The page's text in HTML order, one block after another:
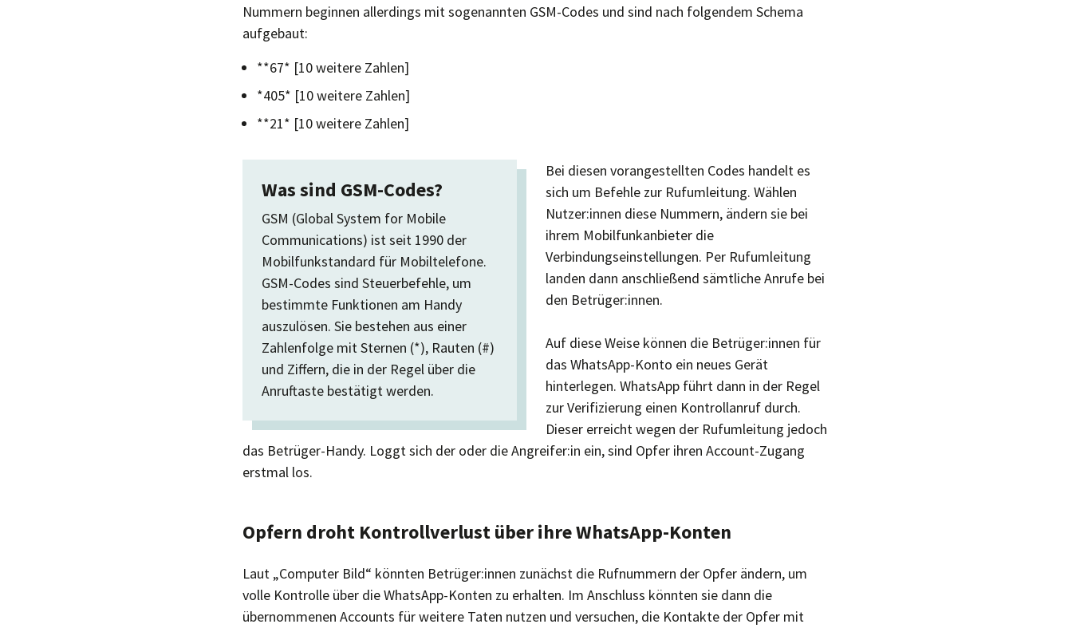
Nummern beginnen allerdings mit sogenannten GSM-Codes und sind nach folgendem Schema
aufgebaut:
**67* [10 weitere Zahlen]
*405* [10 weitere Zahlen]
**21* [10 weitere Zahlen]
Was sind GSM-Codes?
GSM (Global System for Mobile
Communications) ist seit 1990 der
Mobilfunkstandard für Mobiltelefone.
GSM-Codes sind Steuerbefehle, um
bestimmte Funktionen am Handy
auszulösen. Sie bestehen aus einer
Zahlenfolge mit Sternen (*), Rauten (#)
und Ziffern, die in der Regel über die
Anruftaste bestätigt werden.
Bei diesen vorangestellten Codes handelt es
sich um Befehle zur Rufumleitung. Wählen
Nutzer:innen diese Nummern, ändern sie bei
ihrem Mobilfunkanbieter die
Verbindungseinstellungen. Per Rufumleitung
landen dann anschließend sämtliche Anrufe bei
den Betrüger:innen.
Auf diese Weise können die Betrüger:innen für
das WhatsApp-Konto ein neues Gerät
hinterlegen. WhatsApp führt dann in der Regel
zur Verifizierung einen Kontrollanruf durch.
Dieser erreicht wegen der Rufumleitung jedoch
das Betrüger-Handy. Loggt sich der oder die Angreifer:in ein, sind Opfer ihren Account-Zugang
erstmal los.
Opfern droht Kontrollverlust über ihre WhatsApp-Konten
Laut „Computer Bild“ könnten Betrüger:innen zunächst die Rufnummern der Opfer ändern, um
volle Kontrolle über die WhatsApp-Konten zu erhalten. Im Anschluss könnten sie dann die
übernommenen Accounts für weitere Taten nutzen und versuchen, die Kontakte der Opfer mit